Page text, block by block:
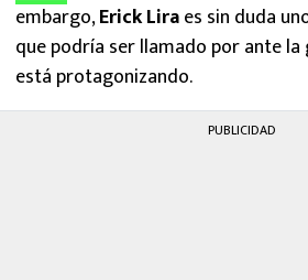
embargo,Erick Liraes sin duda
que podría ser llamado por ante
está protagonizando.
PUBLICIDAD